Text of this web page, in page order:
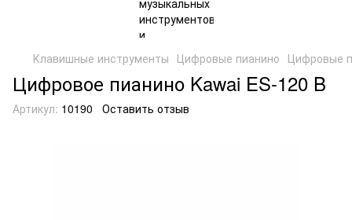
Клавишные инструменты Цифровые пианино Цифровые
Цифровое пианино Kawai ES-120 B
Артикул: 10190 Оставить отзыв